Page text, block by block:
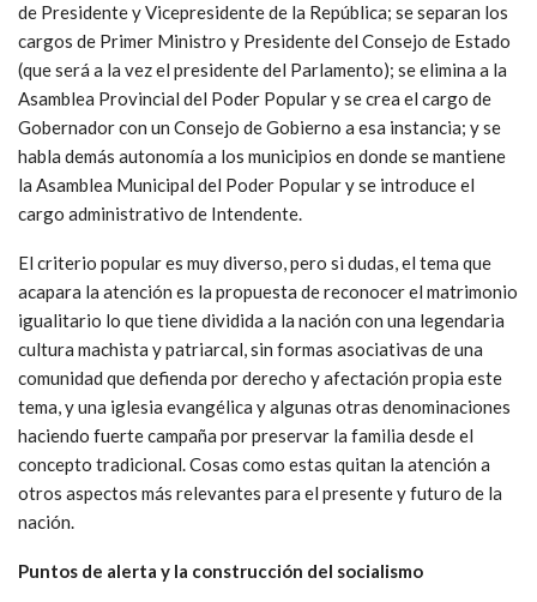
de Presidente y Vicepresidente de la República; se separan los
cargos de Primer Ministro y Presidente del Consejo de Estado
(que será a la vez el presidente del Parlamento); se elimina a la
Asamblea Provincial del Poder Popular y se crea el cargo de
Gobernador con un Consejo de Gobierno a esa instancia; y se
habla demás autonomía a los municipios en donde se mantiene
la Asamblea Municipal del Poder Popular y se introduce el
cargo administrativo de Intendente.
El criterio popular es muy diverso, pero si dudas, el tema que
acapara la atención es la propuesta de reconocer el matrimonio
igualitario lo que tiene dividida a la nación con una legendaria
cultura machista y patriarcal, sin formas asociativas de una
comunidad que defienda por derecho y afectación propia este
tema, y una iglesia evangélica y algunas otras denominaciones
haciendo fuerte campaña por preservar la familia desde el
concepto tradicional. Cosas como estas quitan la atención a
otros aspectos más relevantes para el presente y futuro de la
nación.
Puntos de alerta y la construcción del socialismo